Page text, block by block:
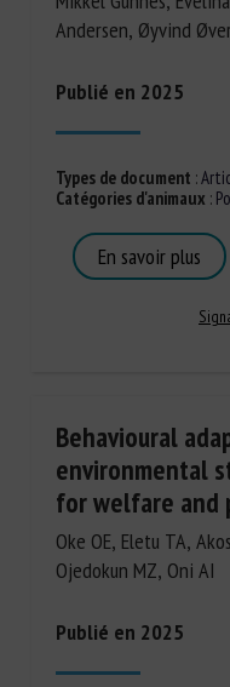
Andersen, Øyvind
Publié en 2025
Types de document :
Catégories d'animaux :
En savoir plus
Behavioural
environmental
for welfare and
Oke OE, Eletu TA,
Ojedokun MZ, Oni AI
Publié en 2025